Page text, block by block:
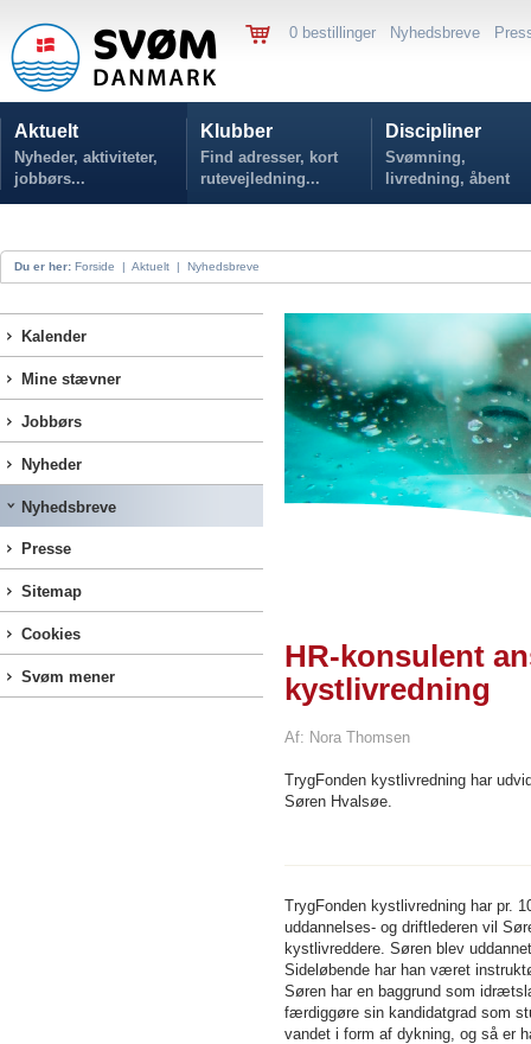
0 bestillinger Nyhedsbreve
Aktuelt
Nyheder, aktiviteter,
jobbørs...
Klubber
Find adresser, kort
rutevejledning...
Discipliner
Svømning,
livredning, åbent
vand...
Du er her: Forside | Aktuelt | Nyhedsbreve
Kalender
Mine stævner
Jobbørs
Nyheder
Nyhedsbreve
Presse
Sitemap
Cookies
Svøm mener
HR-konsulent
kystlivredning
Af: Nora Thomsen
TrygFonden kystlivredning har
Søren Hvalsøe.
TrygFonden kystlivredning har pr.
uddannelses- og driftlederen vil
kystlivreddere. Søren blev
Sideløbende har han været
Søren har en baggrund som
færdiggøre sin kandidatgrad som
vandet i form af dykning, og så er